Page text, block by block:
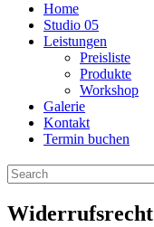
Home
Studio 05
Leistungen
Preisliste
Produkte
Workshop
Galerie
Kontakt
Termin buchen
Widerrufsrecht